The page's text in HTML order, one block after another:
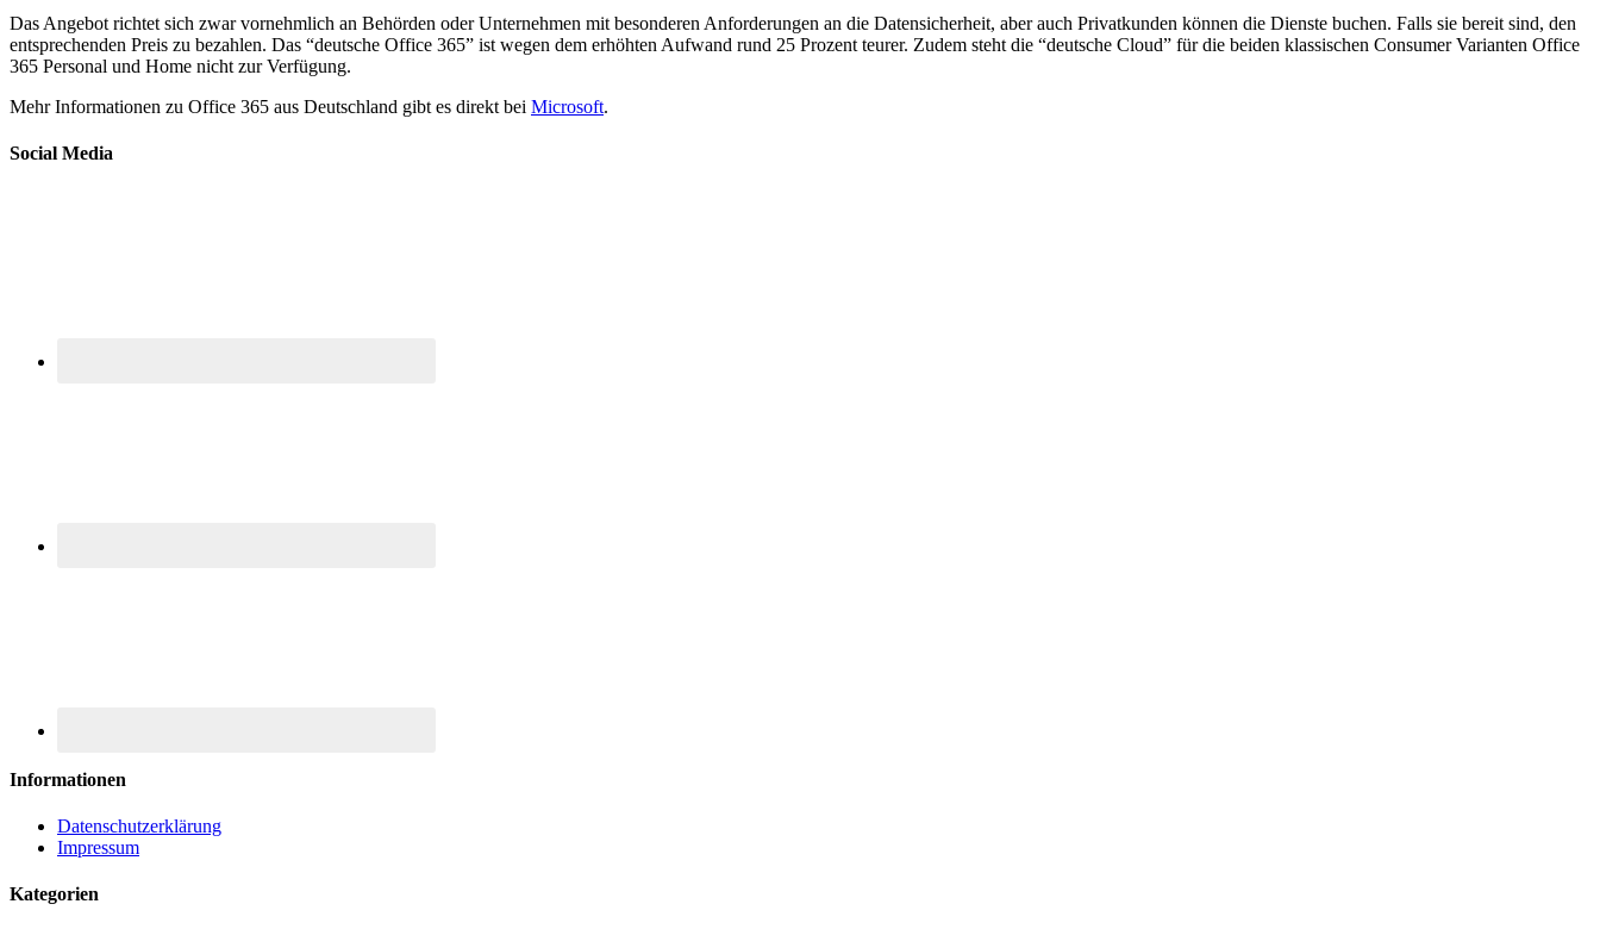
Das Angebot richtet sich zwar vornehmlich an Behörden oder Unternehmen mit besonderen Anforderungen an die Datensicherheit, aber auch Privatkunden können die Dienste buchen. Falls sie bereit sind, den
entsprechenden Preis zu bezahlen. Das “deutsche Office 365” ist wegen dem erhöhten Aufwand rund 25 Prozent teurer. Zudem steht die “deutsche Cloud” für die beiden klassischen Consumer Varianten Office
365 Personal und Home nicht zur Verfügung.
Mehr Informationen zu Office 365 aus Deutschland gibt es direkt bei Microsoft.
Social Media
Informationen
Datenschutzerklärung
Impressum
Kategorien